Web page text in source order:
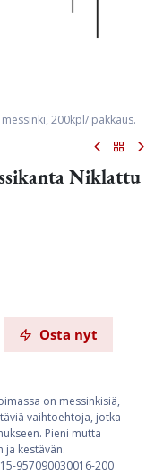
200kpl/ pakkaus.
Niklattu
Osta nyt
on messinkisiä,
vaihtoehtoja, jotka
Pieni mutta
kestävän.
957090030016-200